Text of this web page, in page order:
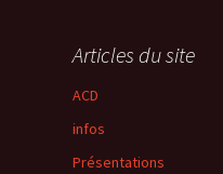
Articles du site
ACD
infos
Présentations